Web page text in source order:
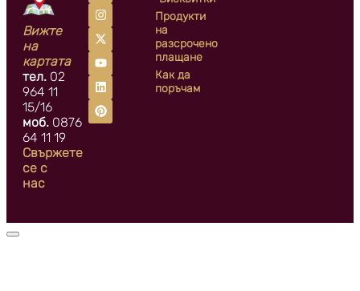
Вижте
на
картата
тел. 02
964 11
15/16
моб. 0876
64 11 19
Свържете
се с
нас
Продукти
на
разсрочено
плащане
Как да
поръчам